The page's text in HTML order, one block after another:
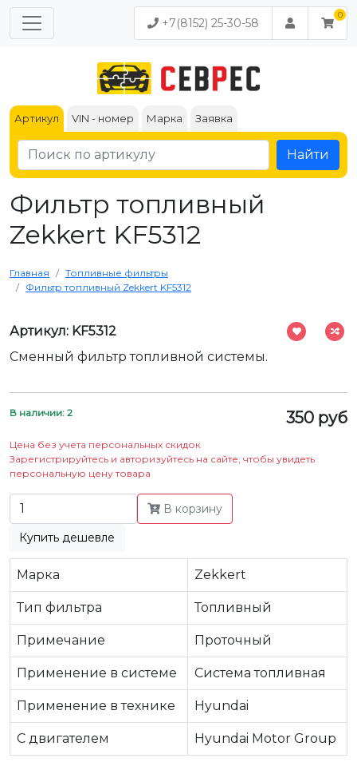
+7(8152) 25-30-58
Артикул VIN - номер Марка Заявка
Найти
Фильтр топливный
Zekkert KF5312
Главная
Топливные фильтры
Фильтр топливный Zekkert KF5312
Артикул: KF5312
Сменный фильтр топливной системы.
В наличии: 2 350 руб
Цена без учета персональных скидок
Зарегистрируйтесь и авторизуйтесь на сайте, чтобы увидеть
персональную цену товара
В корзину
Купить дешевле
Марка Zekkert
Тип фильтра Топливный
Примечание Проточный
Применение в системе Система топливная
Применение в технике Hyundai
C двигателем Hyundai Motor Group